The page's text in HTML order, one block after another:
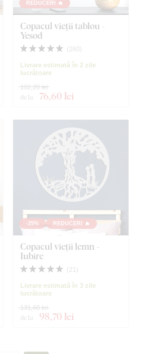
REDUCERI 🔥
Copacul vieții tablou -
Yesod
( 260)
Livrare estimată în 2 zile
lucrătoare
de la 76,60 lei
102,20 lei
-25% REDUCERI 🔥
Copacul vieții lemn -
Iubire
( 21 )
Livrare estimată în 3 zile
lucrătoare
de la 98,70 lei
131,60 lei